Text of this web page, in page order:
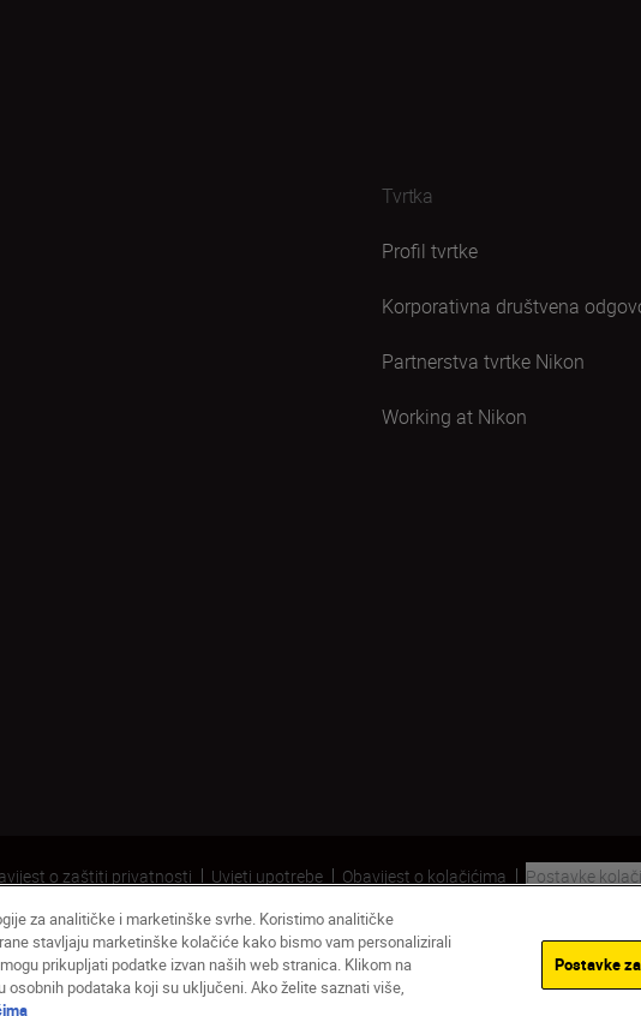
Tvrtka
Profil tvrtke
Korporativna društvena
Partnerstva tvrtke Nikon
Working at Nikon
o zaštiti privatnosti Uvjeti upotrebe Obavijest o kolačićima
Postavke
za analitičke i marketinške svrhe. Koristimo analitičke
stavljaju marketinške kolačiće kako bismo vam personalizirali
prikupljati podatke izvan naših web stranica. Klikom na
podataka koji su uključeni. Ako želite saznati više,
Postavke